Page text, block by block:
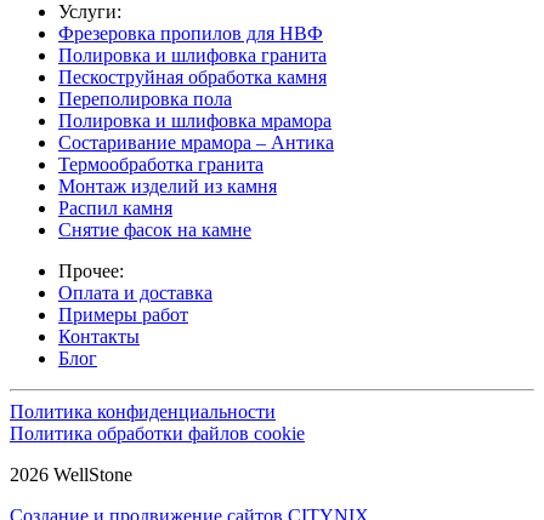
Услуги:
Фрезеровка пропилов для НВФ
Полировка и шлифовка гранита
Пескоструйная обработка камня
Переполировка пола
Полировка и шлифовка мрамора
Состаривание мрамора – Антика
Термообработка гранита
Монтаж изделий из камня
Распил камня
Снятие фасок на камне
Прочее:
Оплата и доставка
Примеры работ
Контакты
Блог
Политика конфиденциальности
Политика обработки файлов cookie
2026 WellStone
Создание и продвижение сайтов CITYNIX